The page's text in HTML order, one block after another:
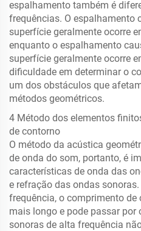
espalhamento também é
frequências. O espalhamento
superfície geralmente ocorre
enquanto o espalhamento
superfície geralmente ocorre
dificuldade em determinar o
um dos obstáculos que
métodos geométricos.
4 Método dos elementos
de contorno
O método da acústica
de onda do som, portanto, é
características de onda das
e refração das ondas
frequência, o comprimento
mais longo e pode passar por
sonoras de alta frequência